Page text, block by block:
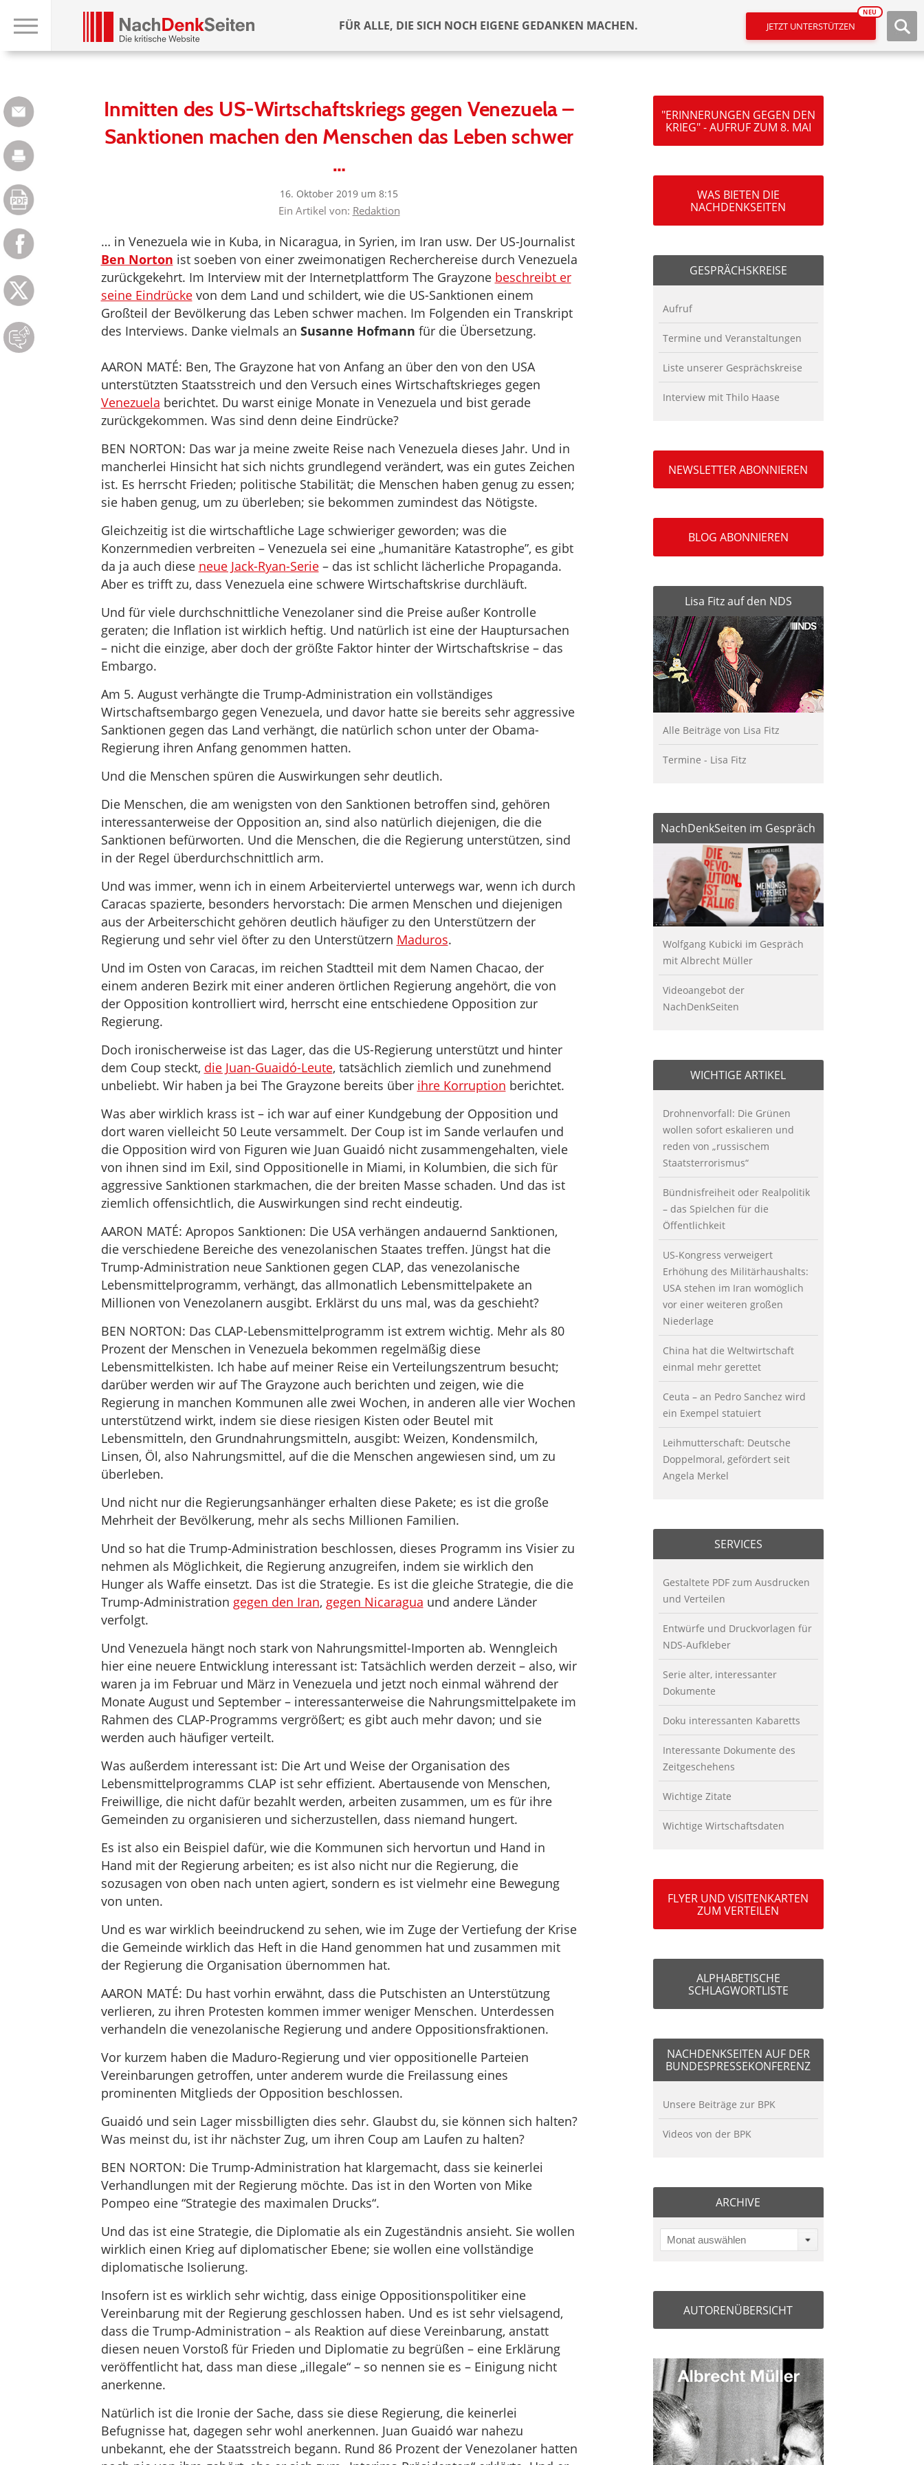
FÜR ALLE, DIE SICH NOCH EIGENE GEDANKEN MACHEN. JETZT UNTERSTÜTZEN
NEU
Inmitten des US-Wirtschaftskriegs gegen Venezuela –
Sanktionen machen den Menschen das Leben schwer
…
16. Oktober 2019 um 8:15
Ein Artikel von: Redaktion
… in Venezuela wie in Kuba, in Nicaragua, in Syrien, im Iran usw. Der US-Journalist
Ben Norton ist soeben von einer zweimonatigen Recherchereise durch Venezuela
zurückgekehrt. Im Interview mit der Internetplattform The Grayzone beschreibt er
seine Eindrückevon dem Land und schildert, wie die US-Sanktionen einem
Großteil der Bevölkerung das Leben schwer machen. Im Folgenden ein Transkript
des Interviews. Danke vielmals an Susanne Hofmann für die Übersetzung.
AARON MATÉ: Ben, The Grayzone hat von Anfang an über den von den USA
unterstützten Staatsstreich und den Versuch eines Wirtschaftskrieges gegen
Venezuela berichtet. Du warst einige Monate in Venezuela und bist gerade
zurückgekommen. Was sind denn deine Eindrücke?
BEN NORTON: Das war ja meine zweite Reise nach Venezuela dieses Jahr. Und in
mancherlei Hinsicht hat sich nichts grundlegend verändert, was ein gutes Zeichen
ist. Es herrscht Frieden; politische Stabilität; die Menschen haben genug zu essen;
sie haben genug, um zu überleben; sie bekommen zumindest das Nötigste.
Gleichzeitig ist die wirtschaftliche Lage schwieriger geworden; was die
Konzernmedien verbreiten – Venezuela sei eine „humanitäre Katastrophe”, es gibt
da ja auch diese neue Jack-Ryan-Serie– das ist schlicht lächerliche Propaganda.
Aber es trifft zu, dass Venezuela eine schwere Wirtschaftskrise durchläuft.
Und für viele durchschnittliche Venezolaner sind die Preise außer Kontrolle
geraten; die Inflation ist wirklich heftig. Und natürlich ist eine der Hauptursachen
– nicht die einzige, aber doch der größte Faktor hinter der Wirtschaftskrise – das
Embargo.
Am 5. August verhängte die Trump-Administration ein vollständiges
Wirtschaftsembargo gegen Venezuela, und davor hatte sie bereits sehr aggressive
Sanktionen gegen das Land verhängt, die natürlich schon unter der Obama-
Regierung ihren Anfang genommen hatten.
Und die Menschen spüren die Auswirkungen sehr deutlich.
Die Menschen, die am wenigsten von den Sanktionen betroffen sind, gehören
interessanterweise der Opposition an, sind also natürlich diejenigen, die die
Sanktionen befürworten. Und die Menschen, die die Regierung unterstützen, sind
in der Regel überdurchschnittlich arm.
Und was immer, wenn ich in einem Arbeiterviertel unterwegs war, wenn ich durch
Caracas spazierte, besonders hervorstach: Die armen Menschen und diejenigen
aus der Arbeiterschicht gehören deutlich häufiger zu den Unterstützern der
Regierung und sehr viel öfter zu den Unterstützern Maduros.
Und im Osten von Caracas, im reichen Stadtteil mit dem Namen Chacao, der
einem anderen Bezirk mit einer anderen örtlichen Regierung angehört, die von
der Opposition kontrolliert wird, herrscht eine entschiedene Opposition zur
Regierung.
Doch ironischerweise ist das Lager, das die US-Regierung unterstützt und hinter
dem Coup steckt, die Juan-Guaidó-Leute, tatsächlich ziemlich und zunehmend
unbeliebt. Wir haben ja bei The Grayzone bereits über ihre Korruption berichtet.
Was aber wirklich krass ist – ich war auf einer Kundgebung der Opposition und
dort waren vielleicht 50 Leute versammelt. Der Coup ist im Sande verlaufen und
die Opposition wird von Figuren wie Juan Guaidó nicht zusammengehalten, viele
von ihnen sind im Exil, sind Oppositionelle in Miami, in Kolumbien, die sich für
aggressive Sanktionen starkmachen, die der breiten Masse schaden. Und das ist
ziemlich offensichtlich, die Auswirkungen sind recht eindeutig.
AARON MATÉ: Apropos Sanktionen: Die USA verhängen andauernd Sanktionen,
die verschiedene Bereiche des venezolanischen Staates treffen. Jüngst hat die
Trump-Administration neue Sanktionen gegen CLAP, das venezolanische
Lebensmittelprogramm, verhängt, das allmonatlich Lebensmittelpakete an
Millionen von Venezolanern ausgibt. Erklärst du uns mal, was da geschieht?
BEN NORTON: Das CLAP-Lebensmittelprogramm ist extrem wichtig. Mehr als 80
Prozent der Menschen in Venezuela bekommen regelmäßig diese
Lebensmittelkisten. Ich habe auf meiner Reise ein Verteilungszentrum besucht;
darüber werden wir auf The Grayzone auch berichten und zeigen, wie die
Regierung in manchen Kommunen alle zwei Wochen, in anderen alle vier Wochen
unterstützend wirkt, indem sie diese riesigen Kisten oder Beutel mit
Lebensmitteln, den Grundnahrungsmitteln, ausgibt: Weizen, Kondensmilch,
Linsen, Öl, also Nahrungsmittel, auf die die Menschen angewiesen sind, um zu
überleben.
Und nicht nur die Regierungsanhänger erhalten diese Pakete; es ist die große
Mehrheit der Bevölkerung, mehr als sechs Millionen Familien.
Und so hat die Trump-Administration beschlossen, dieses Programm ins Visier zu
nehmen als Möglichkeit, die Regierung anzugreifen, indem sie wirklich den
Hunger als Waffe einsetzt. Das ist die Strategie. Es ist die gleiche Strategie, die die
Trump-Administration gegen den Iran, gegen Nicaragua und andere Länder
verfolgt.
Und Venezuela hängt noch stark von Nahrungsmittel-Importen ab. Wenngleich
hier eine neuere Entwicklung interessant ist: Tatsächlich werden derzeit – also, wir
waren ja im Februar und März in Venezuela und jetzt noch einmal während der
Monate August und September – interessanterweise die Nahrungsmittelpakete im
Rahmen des CLAP-Programms vergrößert; es gibt auch mehr davon; und sie
werden auch häufiger verteilt.
Was außerdem interessant ist: Die Art und Weise der Organisation des
Lebensmittelprogramms CLAP ist sehr effizient. Abertausende von Menschen,
Freiwillige, die nicht dafür bezahlt werden, arbeiten zusammen, um es für ihre
Gemeinden zu organisieren und sicherzustellen, dass niemand hungert.
Es ist also ein Beispiel dafür, wie die Kommunen sich hervortun und Hand in
Hand mit der Regierung arbeiten; es ist also nicht nur die Regierung, die
sozusagen von oben nach unten agiert, sondern es ist vielmehr eine Bewegung
von unten.
Und es war wirklich beeindruckend zu sehen, wie im Zuge der Vertiefung der Krise
die Gemeinde wirklich das Heft in die Hand genommen hat und zusammen mit
der Regierung die Organisation übernommen hat.
AARON MATÉ: Du hast vorhin erwähnt, dass die Putschisten an Unterstützung
verlieren, zu ihren Protesten kommen immer weniger Menschen. Unterdessen
verhandeln die venezolanische Regierung und andere Oppositionsfraktionen.
Vor kurzem haben die Maduro-Regierung und vier oppositionelle Parteien
Vereinbarungen getroffen, unter anderem wurde die Freilassung eines
prominenten Mitglieds der Opposition beschlossen.
Guaidó und sein Lager missbilligten dies sehr. Glaubst du, sie können sich halten?
Was meinst du, ist ihr nächster Zug, um ihren Coup am Laufen zu halten?
BEN NORTON: Die Trump-Administration hat klargemacht, dass sie keinerlei
Verhandlungen mit der Regierung möchte. Das ist in den Worten von Mike
Pompeo eine “Strategie des maximalen Drucks“.
Und das ist eine Strategie, die Diplomatie als ein Zugeständnis ansieht. Sie wollen
wirklich einen Krieg auf diplomatischer Ebene; sie wollen eine vollständige
diplomatische Isolierung.
Insofern ist es wirklich sehr wichtig, dass einige Oppositionspolitiker eine
Vereinbarung mit der Regierung geschlossen haben. Und es ist sehr vielsagend,
dass die Trump-Administration – als Reaktion auf diese Vereinbarung, anstatt
diesen neuen Vorstoß für Frieden und Diplomatie zu begrüßen – eine Erklärung
veröffentlicht hat, dass man diese „illegale“ – so nennen sie es – Einigung nicht
anerkenne.
Natürlich ist die Ironie der Sache, dass sie diese Regierung, die keinerlei
Befugnisse hat, dagegen sehr wohl anerkennen. Juan Guaidó war nahezu
unbekannt, ehe der Staatsstreich begann. Rund 86 Prozent der Venezolaner hatten
"ERINNERUNGEN GEGEN DEN
KRIEG" - AUFRUF ZUM 8. MAI
WAS BIETEN DIE
NACHDENKSEITEN
GESPRÄCHSKREISE
Aufruf
Termine und Veranstaltungen
Liste unserer Gesprächskreise
Interview mit Thilo Haase
NEWSLETTER ABONNIEREN
BLOG ABONNIEREN
Lisa Fitz auf den NDS
Alle Beiträge von Lisa Fitz
Termine - Lisa Fitz
NachDenkSeiten im Gespräch
Wolfgang Kubicki im Gespräch
mit Albrecht Müller
Videoangebot der
NachDenkSeiten
WICHTIGE ARTIKEL
Drohnenvorfall: Die Grünen
wollen sofort eskalieren und
reden von „russischem
Staatsterrorismus“
Bündnisfreiheit oder Realpolitik
– das Spielchen für die
Öffentlichkeit
US-Kongress verweigert
Erhöhung des Militärhaushalts:
USA stehen im Iran womöglich
vor einer weiteren großen
Niederlage
China hat die Weltwirtschaft
einmal mehr gerettet
Ceuta – an Pedro Sanchez wird
ein Exempel statuiert
Leihmutterschaft: Deutsche
Doppelmoral, gefördert seit
Angela Merkel
SERVICES
Gestaltete PDF zum Ausdrucken
und Verteilen
Entwürfe und Druckvorlagen für
NDS-Aufkleber
Serie alter, interessanter
Dokumente
Doku interessanten Kabaretts
Interessante Dokumente des
Zeitgeschehens
Wichtige Zitate
Wichtige Wirtschaftsdaten
FLYER UND VISITENKARTEN
ZUM VERTEILEN
ALPHABETISCHE
SCHLAGWORTLISTE
NACHDENKSEITEN AUF DER
BUNDESPRESSEKONFERENZ
Unsere Beiträge zur BPK
Videos von der BPK
ARCHIVE
Monat auswählen
AUTORENÜBERSICHT